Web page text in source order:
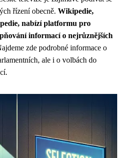
řízení obecně. Wikipedie,
nabízí platformu pro
informací o nejrůznějších
zde podrobné informace o
ale i o volbách do